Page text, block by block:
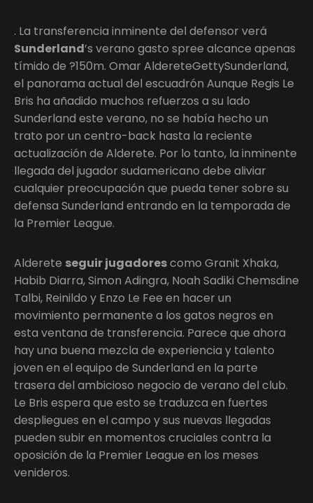
. La transferencia inminente del defensor verá
Sunderland’s verano gasto spree alcance apenas
tímido de ?150m. Omar AldereteGettySunderland,
el panorama actual del escuadrón Aunque Regis Le
Bris ha añadido muchos refuerzos a su lado
Sunderland este verano, no se había hecho un
trato por un centro-back hasta la reciente
actualización de Alderete. Por lo tanto, la inminente
llegada del jugador sudamericano debe aliviar
cualquier preocupación que pueda tener sobre su
defensa Sunderland entrando en la temporada de
la Premier League.
Alderete seguir jugadorescomo Granit Xhaka,
Habib Diarra, Simon Adingra, Noah Sadiki Chemsdine
Talbi, Reinildo y Enzo Le Fee en hacer un
movimiento permanente a los gatos negros en
esta ventana de transferencia. Parece que ahora
hay una buena mezcla de experiencia y talento
joven en el equipo de Sunderland en la parte
trasera del ambicioso negocio de verano del club.
Le Bris espera que esto se traduzca en fuertes
despliegues en el campo y sus nuevas llegadas
pueden subir en momentos cruciales contra la
oposición de la Premier League en los meses
venideros.